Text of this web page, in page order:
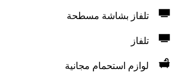
تلفاز بشاشة مسطحة
تلفاز
لوازم استحمام مجانية